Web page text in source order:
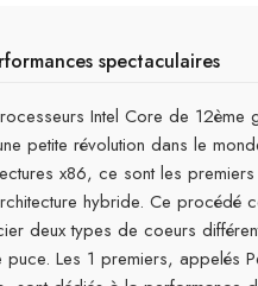
spectaculaires
Intel Core de 12ème
petite révolution dans le
x86, ce sont les
hybride. Ce procédé
deux types de coeurs
puce. Les 1 premiers, appelés